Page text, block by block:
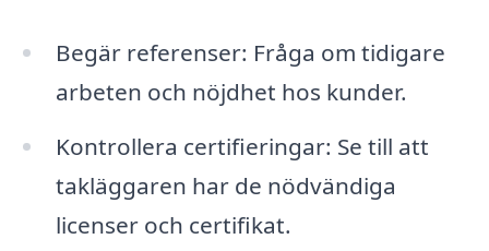
Begär referenser: Fråga om tidigare
arbeten och nöjdhet hos kunder.
Kontrollera certifieringar: Se till att
takläggaren har de nödvändiga
licenser och certifikat.